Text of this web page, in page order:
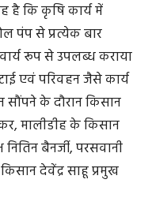
है कि कृषि कार्य में
पंप से प्रत्येक बार
रूप से उपलब्ध कराया
एवं परिवहन जैसे कार्य
सौंपने के दौरान किसान
मालीडीह के किसान
बैनर्जी, परसवानी
देवेंद्र साहू प्रमुख